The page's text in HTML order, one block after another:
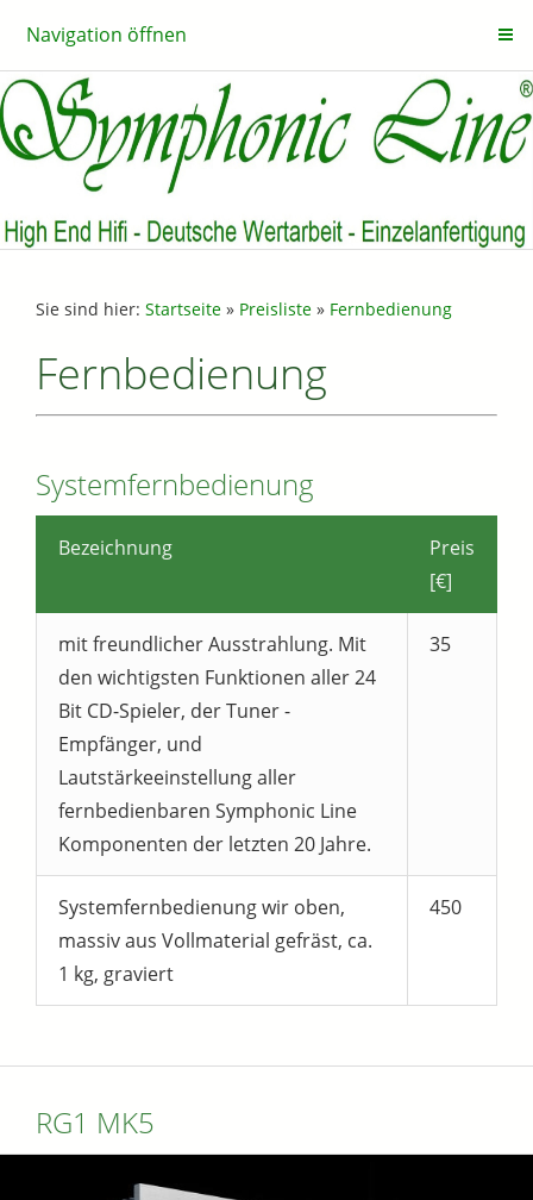
Navigation öffnen
Sie sind hier: Startseite » Preisliste » Fernbedienung
Fernbedienung
Systemfernbedienung
Bezeichnung
Preis
[€]
mit freundlicher Ausstrahlung. Mit
den wichtigsten Funktionen aller 24
Bit CD-Spieler, der Tuner -
Empfänger, und
Lautstärkeeinstellung aller
fernbedienbaren Symphonic Line
Komponenten der letzten 20 Jahre.
35
Systemfernbedienung wir oben,
massiv aus Vollmaterial gefräst, ca.
1 kg, graviert
450
RG1 MK5